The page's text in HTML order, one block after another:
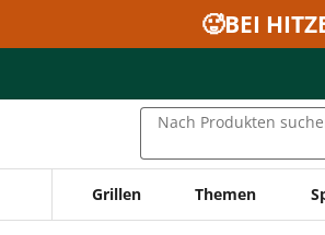
🥵BEI
Nach Produkten
Grillen Themen